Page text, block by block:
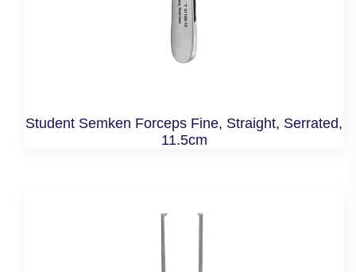
Student Semken Forceps Fine, Straight, Serrated,
11.5cm